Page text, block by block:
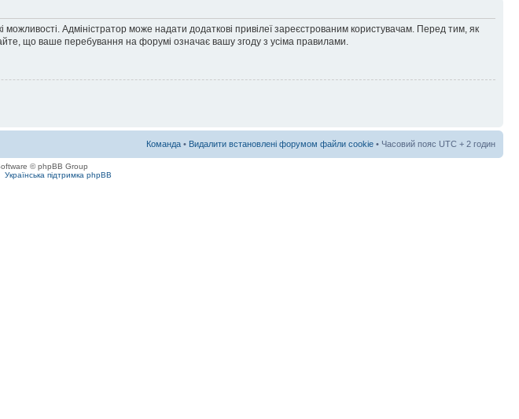
Адміністратор може надати додаткові привілеї зареєстрованим користувачам. Перед тим, як
що ваше перебування на форумі означає вашу згоду з усіма правилами.
Команда • Видалити встановлені форумом файли cookie • Часовий пояс UTC + 2 годин
© phpBB Group
Українська підтримка phpBB